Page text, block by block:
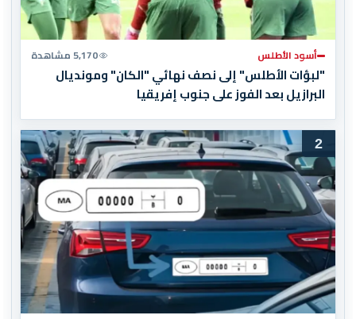
أسود الأطلس 5,170 مشاهدة
"لبؤات الأطلس" إلى نصف نهائي "الكان" ومونديال
البرازيل بعد الفوز على جنوب إفريقيا
2